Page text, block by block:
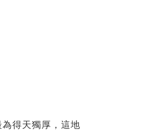
得天獨厚，這地